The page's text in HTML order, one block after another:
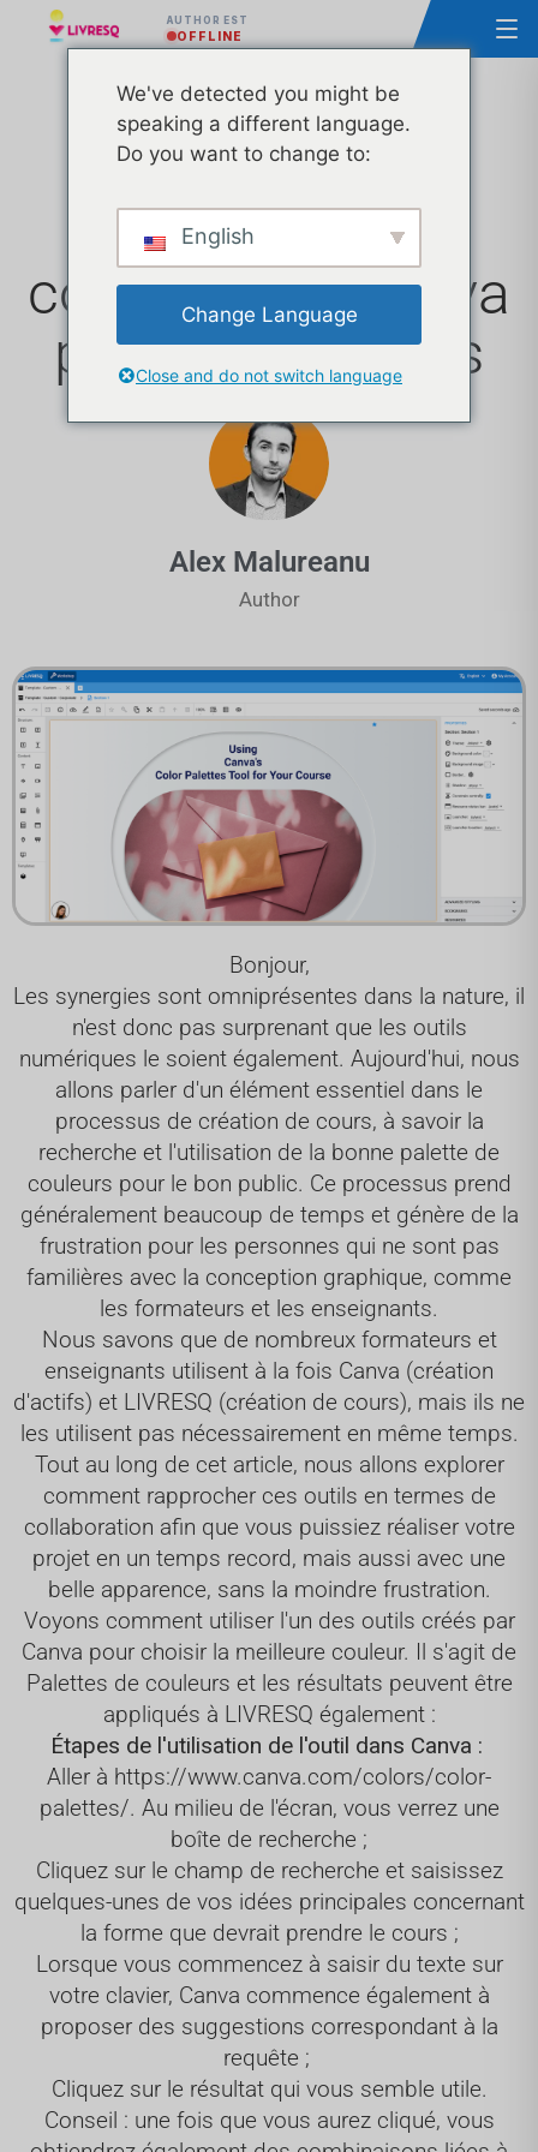
AUTHOR EST
OFFLINE
Utiliser l'outil
Palettes de
couleurs de Canva
pour votre cours
Alex Malureanu
Author
Bonjour,
Les synergies sont omniprésentes dans la nature, il
n'est donc pas surprenant que les outils
numériques le soient également. Aujourd'hui, nous
allons parler d'un élément essentiel dans le
processus de création de cours, à savoir la
recherche et l'utilisation de la bonne palette de
couleurs pour le bon public. Ce processus prend
généralement beaucoup de temps et génère de la
frustration pour les personnes qui ne sont pas
familières avec la conception graphique, comme
les formateurs et les enseignants.
Nous savons que de nombreux formateurs et
enseignants utilisent à la fois Canva (création
d'actifs) et LIVRESQ (création de cours), mais ils ne
les utilisent pas nécessairement en même temps.
Tout au long de cet article, nous allons explorer
comment rapprocher ces outils en termes de
collaboration afin que vous puissiez réaliser votre
projet en un temps record, mais aussi avec une
belle apparence, sans la moindre frustration.
Voyons comment utiliser l'un des outils créés par
Canva pour choisir la meilleure couleur. Il s'agit de
Palettes de couleurs et les résultats peuvent être
appliqués à LIVRESQ également :
Étapes de l'utilisation de l'outil dans Canva :
Aller à https://www.canva.com/colors/color-
palettes/. Au milieu de l'écran, vous verrez une
boîte de recherche ;
Cliquez sur le champ de recherche et saisissez
quelques-unes de vos idées principales concernant
la forme que devrait prendre le cours ;
Lorsque vous commencez à saisir du texte sur
votre clavier, Canva commence également à
proposer des suggestions correspondant à la
requête ;
Cliquez sur le résultat qui vous semble utile.
Conseil : une fois que vous aurez cliqué, vous
We've detected you might be
speaking a different language.
Do you want to change to:
English
Change Language
Close and do not switch language